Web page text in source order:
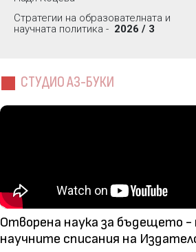
Стратегии на образователната и
научната политика - 2026 / 3
СТУДИО АЗ-БУКИ
Отворена наука за бъдещето -
научните списания на